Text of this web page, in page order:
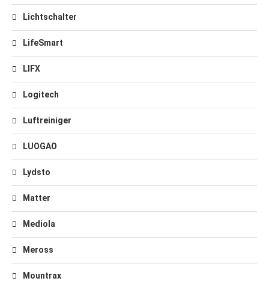
Lichtschalter
LifeSmart
LIFX
Logitech
Luftreiniger
LUOGAO
Lydsto
Matter
Mediola
Meross
Mountrax